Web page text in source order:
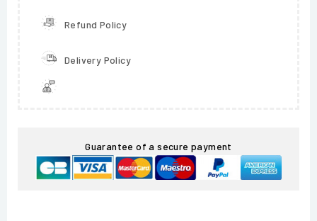
Refund Policy
Delivery Policy
Guarantee of a secure payment